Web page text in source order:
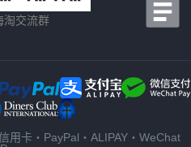
淘交流群
用卡・PayPal・ALIPAY・WeChat